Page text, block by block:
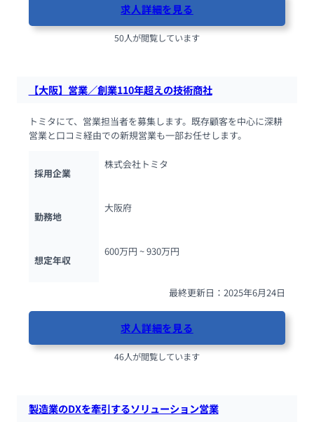
求人詳細を見る
50人が閲覧しています
【大阪】営業／創業110年超えの技術商社
トミタにて、営業担当者を募集します。既存顧客を中心に深耕
営業と口コミ経由での新規営業も一部お任せします。
採用企業
株式会社トミタ
勤務地
大阪府
想定年収
600万円 ~ 930万円
最終更新日：2025年6月24日
求人詳細を見る
46人が閲覧しています
製造業のDXを牽引するソリューション営業